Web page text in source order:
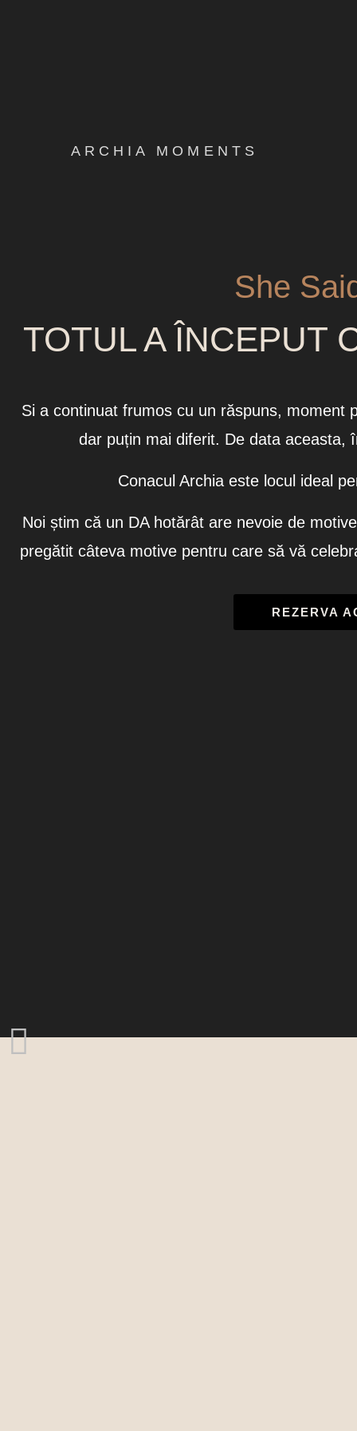
ARCHIA MOMENTS
She
TOTUL A ÎNCEPUT
Si a continuat frumos cu un răspuns, moment
dar puțin mai diferit. De data aceasta,
Conacul Archia este locul ideal
Noi știm că un DA hotărât are nevoie de
pregătit câteva motive pentru care să vă
REZERVA